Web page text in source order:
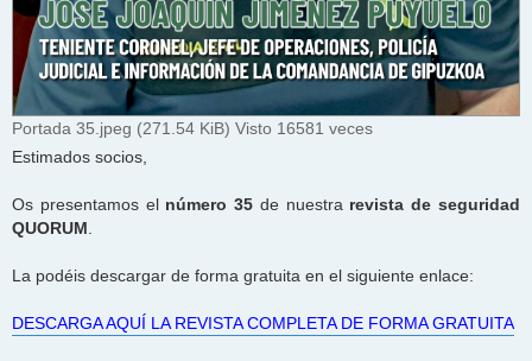
Portada 35.jpeg (271.54 KiB) Visto 16581 veces
Estimados socios,
Os presentamos el número 35 de nuestra revista de seguridad
QUORUM.
La podéis descargar de forma gratuita en el siguiente enlace:
DESCARGA AQUÍ LA REVISTA COMPLETA DE FORMA GRATUITA